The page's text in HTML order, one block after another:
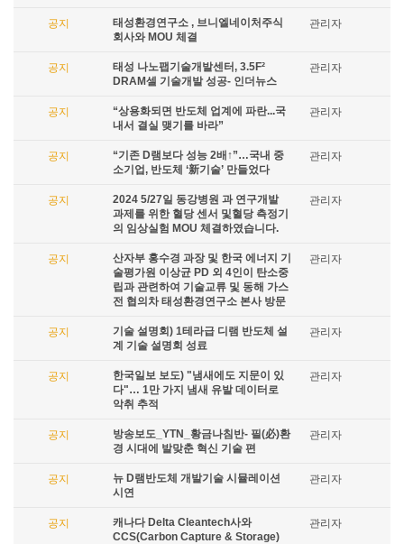
공지
태성환경연구소 , 브니엘네이처주식
회사와 MOU 체결
관리자
공지
태성 나노팹기술개발센터, 3.5F²
DRAM셀 기술개발 성공- 인더뉴스
관리자
공지
“상용화되면 반도체 업계에 파란...국
내서 결실 맺기를 바라”
관리자
공지
“기존 D램보다 성능 2배↑”…국내 중
소기업, 반도체 ‘新기술’ 만들었다
관리자
공지
2024 5/27일 동강병원 과 연구개발
과제를 위한 혈당 센서 및혈당 측정기
의 임상실험 MOU 체결하였습니다.
관리자
공지
산자부 홍수경 과장 및 한국 에너지 기
술평가원 이상균 PD 외 4인이 탄소중
립과 관련하여 기술교류 및 동해 가스
전 협의차 태성환경연구소 본사 방문
관리자
공지
기술 설명회) 1테라급 디램 반도체 설
계 기술 설명회 성료
관리자
공지
한국일보 보도) "냄새에도 지문이 있
다"… 1만 가지 냄새 유발 데이터로
악취 추적
관리자
공지
방송보도_YTN_황금나침반- 필(必)환
경 시대에 발맞춘 혁신 기술 편
관리자
공지
뉴 D램반도체 개발기술 시뮬레이션
시연
관리자
공지
캐나다 Delta Cleantech사와
CCS(Carbon Capture & Storage)
관리자